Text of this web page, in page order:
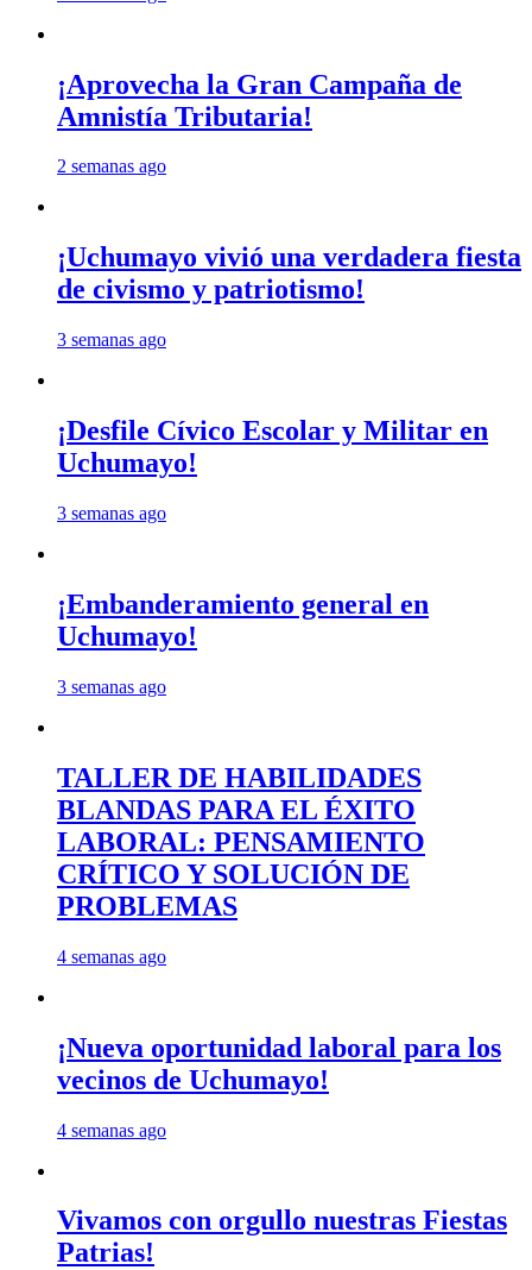
¡Aprovecha la Gran Campaña de
Amnistía Tributaria!
2 semanas ago
¡Uchumayo vivió una verdadera fiesta
de civismo y patriotismo!
3 semanas ago
¡Desfile Cívico Escolar y Militar en
Uchumayo!
3 semanas ago
¡Embanderamiento general en
Uchumayo!
3 semanas ago
TALLER DE HABILIDADES
BLANDAS PARA EL ÉXITO
LABORAL: PENSAMIENTO
CRÍTICO Y SOLUCIÓN DE
PROBLEMAS
4 semanas ago
¡Nueva oportunidad laboral para los
vecinos de Uchumayo!
4 semanas ago
Vivamos con orgullo nuestras Fiestas
Patrias!